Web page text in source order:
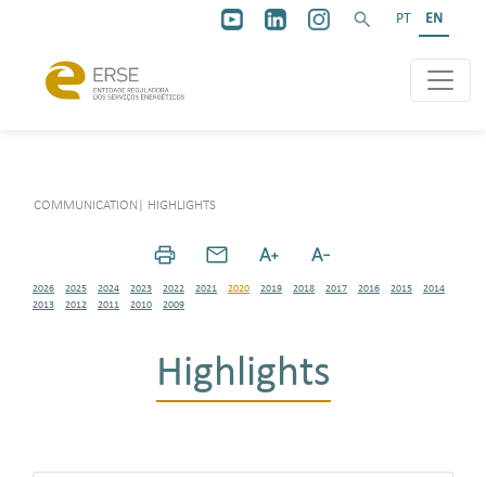
PT EN
COMMUNICATION HIGHLIGHTS
2026 2025 2024 2023 2022 2021 2020 2019 2018 2017 2016 2015
2014
2013
2012 2011 2010 2009
Highlights